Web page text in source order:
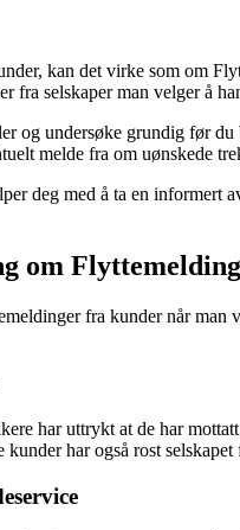
kan det virke som om
fra selskaper man velger å
og undersøke grundig før
melde fra om uønskede
deg med å ta en informert
om
fra kunder når man
har uttrykt at de har
kunder har også rost